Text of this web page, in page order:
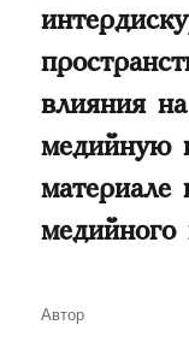
влияния
медийную
материале
медийного
Автор
Автор